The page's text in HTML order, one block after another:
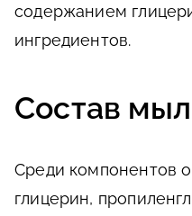
содержанием
ингредиентов.
Состав
Среди компонентов
глицерин,